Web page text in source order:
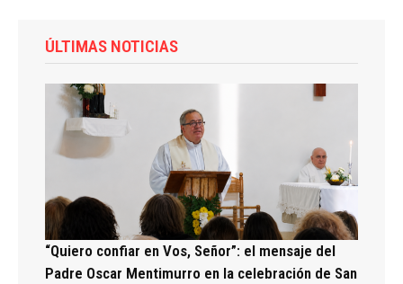
ÚLTIMAS NOTICIAS
“Quiero confiar en Vos, Señor”: el mensaje del
Padre Oscar Mentimurro en la celebración de San